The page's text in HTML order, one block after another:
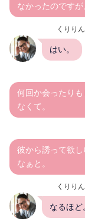
なかったのですが
くりり
はい。
何回か会ったり
なくて。
彼から誘って欲
なぁと。
くりり
なるほど